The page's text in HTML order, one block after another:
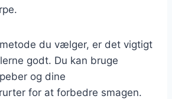
du vælger, er det vigtigt
godt. Du kan bruge
og dine
for at forbedre smagen.